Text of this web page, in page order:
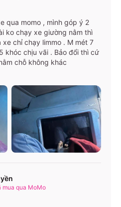
qua momo , mình góp ý 2
ko chạy xe giường nằm thì
chỉ chạy limmo . M mét 7
khóc chịu vãi . Bảo đổi thì cứ
chỗ không khác
mua qua MoMo